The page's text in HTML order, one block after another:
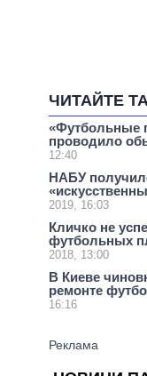
ЧИТАЙТЕ
«Футбольные
проводило
12:40
НАБУ
2019, 16:03
Кличко не
футбольных
2018, 13:00
В Киеве
ремонте
16:16